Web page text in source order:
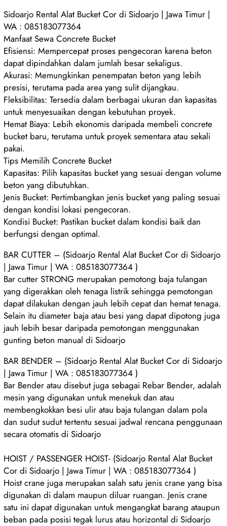
Sidoarjo Rental Alat Bucket Cor di Sidoarjo | Jawa Timur |
WA : 085183077364
Manfaat Sewa Concrete Bucket
Efisiensi: Mempercepat proses pengecoran karena beton
dapat dipindahkan dalam jumlah besar sekaligus.
Akurasi: Memungkinkan penempatan beton yang lebih
presisi, terutama pada area yang sulit dijangkau.
Fleksibilitas: Tersedia dalam berbagai ukuran dan kapasitas
untuk menyesuaikan dengan kebutuhan proyek.
Hemat Biaya: Lebih ekonomis daripada membeli concrete
bucket baru, terutama untuk proyek sementara atau sekali
pakai.
Tips Memilih Concrete Bucket
Kapasitas: Pilih kapasitas bucket yang sesuai dengan volume
beton yang dibutuhkan.
Jenis Bucket: Pertimbangkan jenis bucket yang paling sesuai
dengan kondisi lokasi pengecoran.
Kondisi Bucket: Pastikan bucket dalam kondisi baik dan
berfungsi dengan optimal.
BAR CUTTER – (Sidoarjo Rental Alat Bucket Cor di Sidoarjo
| Jawa Timur | WA : 085183077364 )
Bar cutter STRONG merupakan pemotong baja tulangan
yang digerakkan oleh tenaga listrik sehingga pemotongan
dapat dilakukan dengan jauh lebih cepat dan hemat tenaga.
Selain itu diameter baja atau besi yang dapat dipotong juga
jauh lebih besar daripada pemotongan menggunakan
gunting beton manual di Sidoarjo
BAR BENDER – (Sidoarjo Rental Alat Bucket Cor di Sidoarjo
| Jawa Timur | WA : 085183077364 )
Bar Bender atau disebut juga sebagai Rebar Bender, adalah
mesin yang digunakan untuk menekuk dan atau
membengkokkan besi ulir atau baja tulangan dalam pola
dan sudut sudut tertentu sesuai jadwal rencana penggunaan
secara otomatis di Sidoarjo
HOIST / PASSENGER HOIST- (Sidoarjo Rental Alat Bucket
Cor di Sidoarjo | Jawa Timur | WA : 085183077364 )
Hoist crane juga merupakan salah satu jenis crane yang bisa
digunakan di dalam maupun diluar ruangan. Jenis crane
satu ini dapat digunakan untuk mengangkat barang ataupun
beban pada posisi tegak lurus atau horizontal di Sidoarjo